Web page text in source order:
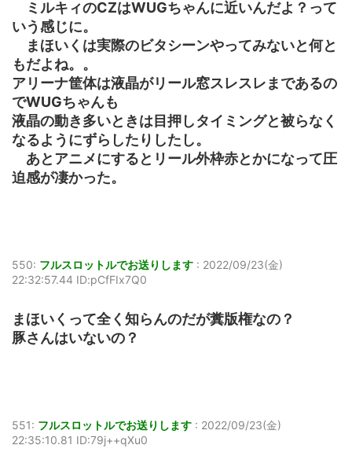
ミルキィのCZはWUGちゃんに近いんだよ？って
いう感じに。
まほいくは実際のビタシーンやってみないと何と
もだよね。。
アリーナ筐体は液晶がリール窓スレスレまであるの
でWUGちゃんも
液晶の動き多いときは目押しタイミングと被らなく
なるようにずらしたりしたし。
あとアニメにするとリール外枠赤とかになって圧
迫感が凄かった。
550: フルスロットルでお送りします : 2022/09/23(金)
22:32:57.44 ID:pCfFIx7Q0
まほいくって全く知らんのだが糞版権なの？
豚さんはいないの？
551: フルスロットルでお送りします : 2022/09/23(金)
22:35:10.81 ID:79j++qXu0